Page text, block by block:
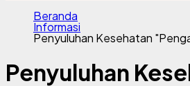
Beranda
Informasi
Penyuluhan Kesehatan
Penyuluhan